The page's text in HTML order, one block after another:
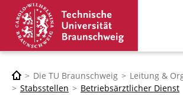
Die TU Braunschweig
Leitung &
Stabsstellen
Betriebsärztlicher Dienst